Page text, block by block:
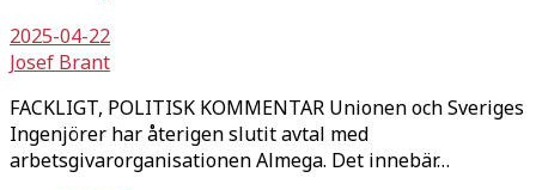
2025-04-22
Josef Brant
FACKLIGT, POLITISK KOMMENTAR Unionen och Sveriges
Ingenjörer har återigen slutit avtal med
arbetsgivarorganisationen Almega. Det innebär…